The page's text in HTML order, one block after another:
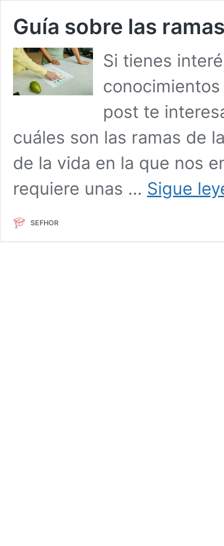
Guía sobre las
Si tienes
post te
cuáles son las ramas de
de la vida en la que nos
requiere unas … Sigue
SEFHOR